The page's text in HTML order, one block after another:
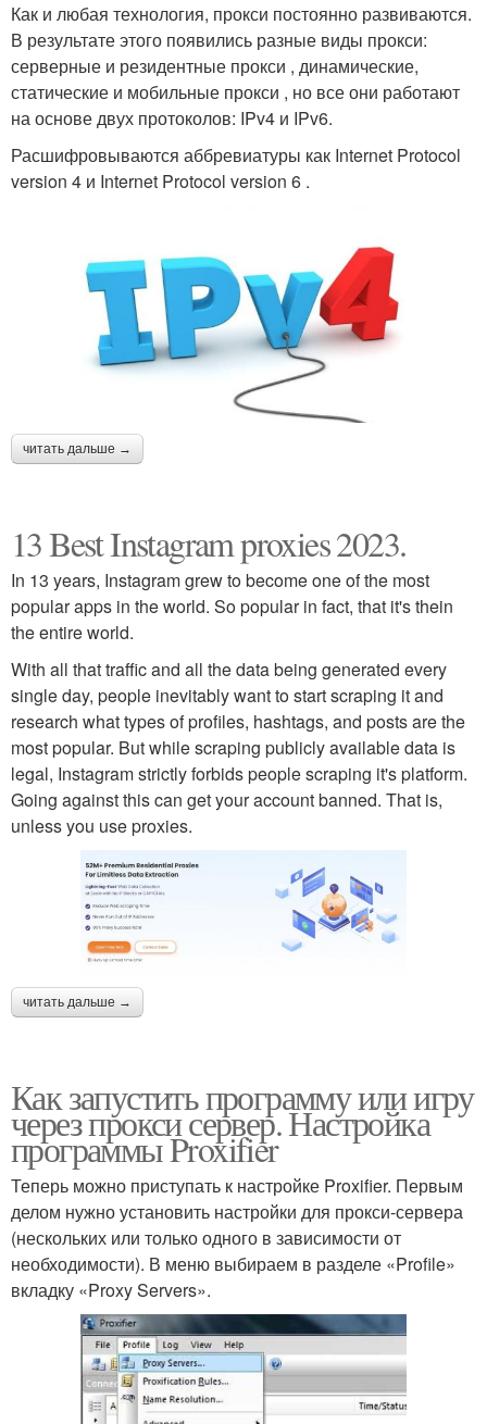
Как и любая технология, прокси постоянно развиваются.
В результате этого появились разные виды прокси:
серверные и резидентные прокси , динамические,
статические и мобильные прокси , но все они работают
на основе двух протоколов: IPv4 и IPv6.
Расшифровываются аббревиатуры как Internet Protocol
version 4 и Internet Protocol version 6 .
читать дальше →
13 Best Instagram proxies 2023.
In 13 years, Instagram grew to become one of the most
popular apps in the world. So popular in fact, that it's thein
the entire world.
With all that traffic and all the data being generated every
single day, people inevitably want to start scraping it and
research what types of profiles, hashtags, and posts are the
most popular. But while scraping publicly available data is
legal, Instagram strictly forbids people scraping it's platform.
Going against this can get your account banned. That is,
unless you use proxies.
читать дальше →
Как запустить программу или игру
через прокси сервер. Настройка
программы Proxifier
Теперь можно приступать к настройке Proxifier. Первым
делом нужно установить настройки для прокси-сервера
(нескольких или только одного в зависимости от
необходимости). В меню выбираем в разделе «Profile»
вкладку «Proxy Servers».